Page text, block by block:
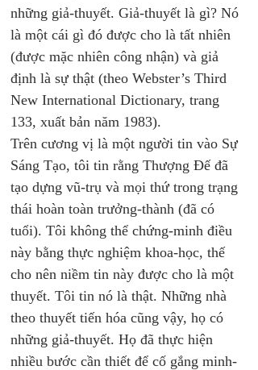
những giả-thuyết. Giả-thuyết là gì? Nó
là một cái gì đó được cho là tất nhiên
(được mặc nhiên công nhận) và giả
định là sự thật (theo Webster’s Third
New International Dictionary, trang
133, xuất bản năm 1983).
Trên cương vị là một người tin vào Sự
Sáng Tạo, tôi tin rằng Thượng Đế đã
tạo dựng vũ-trụ và mọi thứ trong trạng
thái hoàn toàn trưởng-thành (đã có
tuổi). Tôi không thể chứng-minh điều
này bằng thực nghiệm khoa-học, thế
cho nên niềm tin này được cho là một
thuyết. Tôi tin nó là thật. Những nhà
theo thuyết tiến hóa cũng vậy, họ có
những giả-thuyết. Họ đã thực hiện
nhiều bước cần thiết để cố gắng minh-